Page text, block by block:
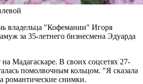
владельца "Кофемании" Игоря
за 35-летнего бизнесмена Эдуарда
Мадагаскаре. В своих соцсетях 27-
помолвочным кольцом. "Я сказала
романтические снимки.